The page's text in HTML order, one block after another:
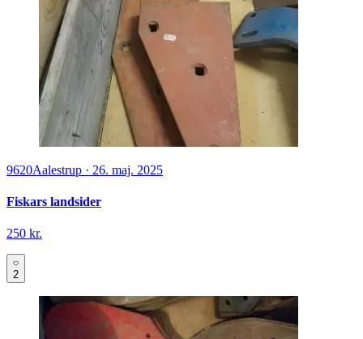
9620Aalestrup · 26. maj. 2025
Fiskars landsider
250 kr.
2